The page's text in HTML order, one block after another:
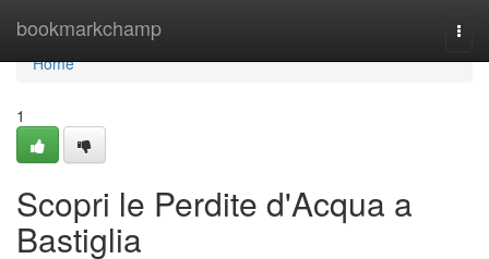
bookmarkchamp
Home
Home
1
Scopri le Perdite d'Acqua a
Bastiglia